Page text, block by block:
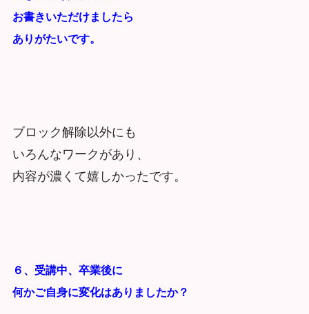
お書きいただけましたら
ありがたいです。
ブロック解除以外にも
いろんなワークがあり、
内容が濃くて嬉しかったです。
６、受講中、卒業後に
何かご自身に変化はありましたか？